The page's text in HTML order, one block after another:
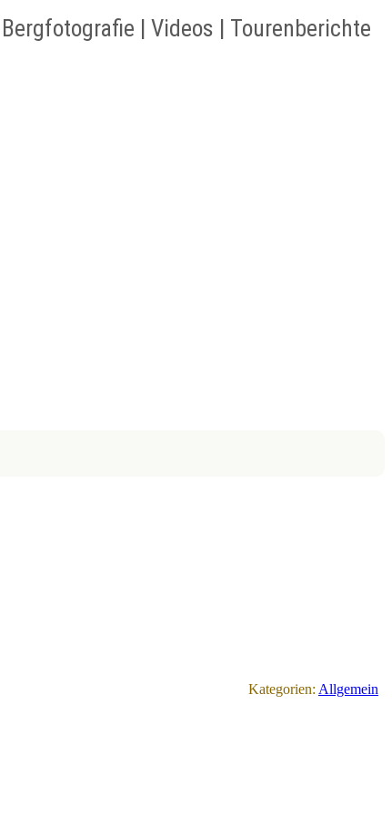
Bergfotografie | Videos | Tourenberichte
Kategorien: Allgemein